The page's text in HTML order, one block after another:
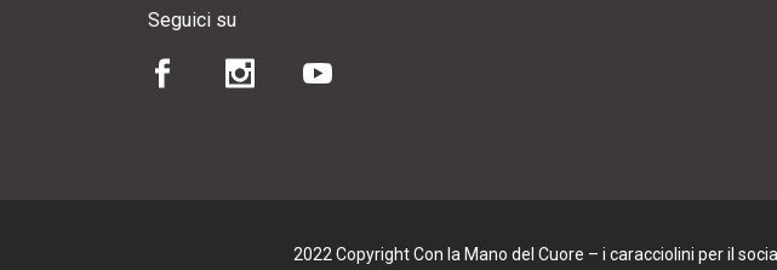
Seguici su
2022 Copyright Con la Mano del Cuore – i caracciolini per il